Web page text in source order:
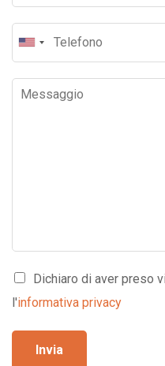
Dichiaro di aver preso
l'informativa privacy
Invia